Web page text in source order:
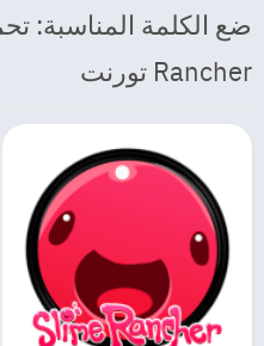
Rancher تورنت